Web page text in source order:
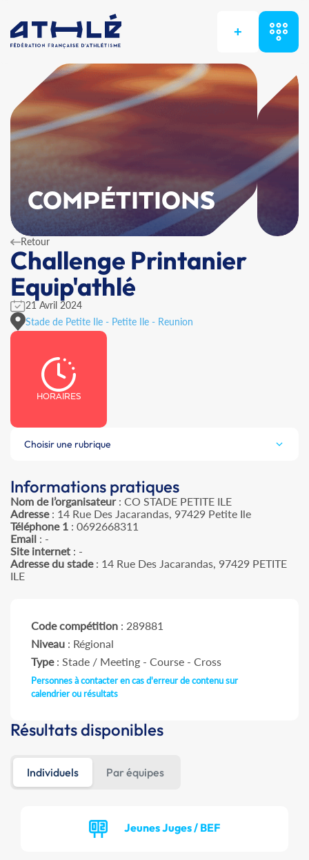
+
COMPÉTITIONS
Retour
Challenge Printanier
Equip'athlé
21 Avril 2024
Stade de Petite Ile - Petite Ile - Reunion
HORAIRES
Choisir une rubrique
Informations pratiques
Nom de l’organisateur: CO STADE PETITE ILE
Adresse: 14 Rue Des Jacarandas, 97429 Petite Ile
Téléphone 1 : 0692668311
Email : -
Site internet : -
Adresse du stade: 14 Rue Des Jacarandas, 97429 PETITE
ILE
Code compétition : 289881
Niveau : Régional
Type: Stade / Meeting - Course - Cross
Personnes à contacter en cas d'erreur de contenu sur
calendrier ou résultats
Résultats disponibles
Individuels Par équipes
Jeunes Juges / BEF